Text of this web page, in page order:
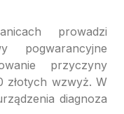
prowadzi
pogwarancyjne
przyczyny
złotych wzwyż. W
diagnoza